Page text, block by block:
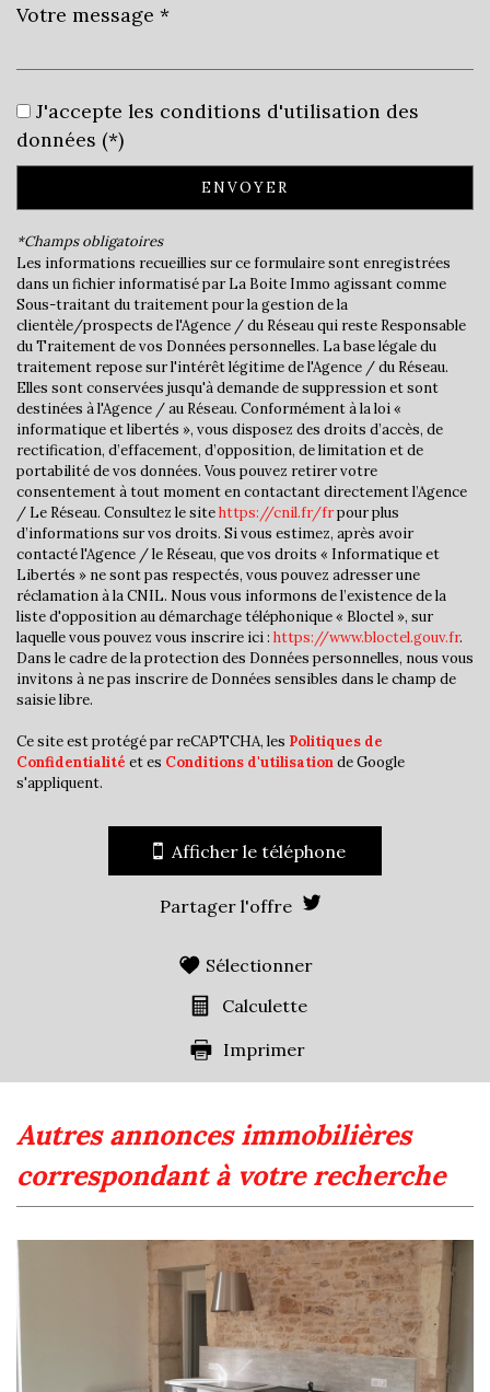
Bar
Cinéma
Collège
École maternelle
École primaire
Enseignement supérieur
Lycée
Bibliothèque
Gare ferroviaire
Bureau de poste
Mairie
statistiques
Nombre d'habitants
36 240
Taxe habitation
Taxe foncière
Habitants de moins de 25 ans
Habitants de 25 à 55 ans
Familles sans enfant
Familles avec 1 ou 2 enfants
J'accepte les conditions d'utilisation des
données (*)
ENVOYER
*Champs obligatoires
Les informations recueillies sur ce formulaire sont enregistrées
dans un fichier informatisé par La Boite Immo agissant comme
Sous-traitant du traitement pour la gestion de la
clientèle/prospects de l'Agence / du Réseau qui reste Responsable
du Traitement de vos Données personnelles. La base légale du
traitement repose sur l'intérêt légitime de l'Agence / du Réseau.
Elles sont conservées jusqu'à demande de suppression et sont
destinées à l'Agence / au Réseau. Conformément à la loi «
informatique et libertés », vous disposez des droits d’accès, de
rectification, d’effacement, d’opposition, de limitation et de
portabilité de vos données. Vous pouvez retirer votre
consentement à tout moment en contactant directement l’Agence
/ Le Réseau. Consultez le sitehttps://cnil.fr/frpour plus
d’informations sur vos droits. Si vous estimez, après avoir
contacté l'Agence / le Réseau, que vos droits « Informatique et
Libertés » ne sont pas respectés, vous pouvez adresser une
réclamation à la CNIL. Nous vous informons de l’existence de la
liste d'opposition au démarchage téléphonique « Bloctel », sur
laquelle vous pouvez vous inscrire ici : https://www.bloctel.gouv.fr.
Dans le cadre de la protection des Données personnelles, nous vous
invitons à ne pas inscrire de Données sensibles dans le champ de
saisie libre.
Ce site est protégé par reCAPTCHA, les Politiques de
Confidentialité et es Conditions d'utilisationde Google
s'appliquent.
Afficher le téléphone
Partager l'offre
Sélectionner
Calculette
Imprimer
autres annonces immobilières
correspondant à votre recherche